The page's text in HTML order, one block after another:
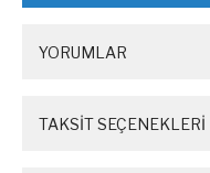
YORUMLAR
TAKSİT SEÇENEKLERİ